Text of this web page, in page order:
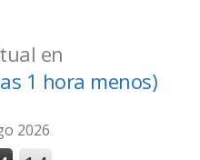
en
1 hora menos)